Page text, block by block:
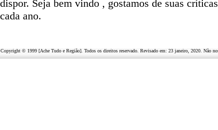
dispor. Seja bem vindo , gostamos de suas
cada ano.
Copyright © 1999 [Ache Tudo e Região]. Todos os direitos reservado. Revisado em: 23 janeiro, 2020 . Não